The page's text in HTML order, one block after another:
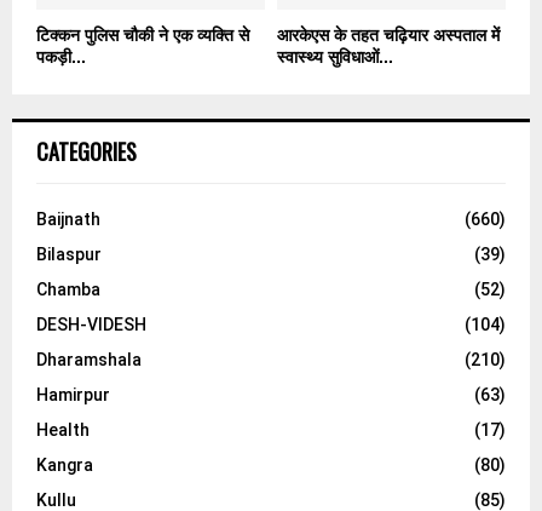
टिक्कन पुलिस चौकी ने एक व्यक्ति से
पकड़ी...
आरकेएस के तहत चढ़ियार अस्पताल में
स्वास्थ्य सुविधाओं...
CATEGORIES
Baijnath
(660)
Bilaspur
(39)
Chamba
(52)
DESH-VIDESH
(104)
Dharamshala
(210)
Hamirpur
(63)
Health
(17)
Kangra
(80)
Kullu
(85)